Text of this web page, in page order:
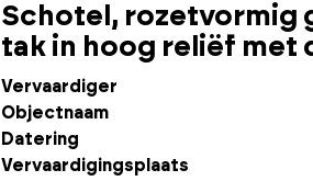
Schotel, rozetvormig
tak in hoog reliëf met
Vervaardiger
Objectnaam
Datering
Vervaardigingsplaats